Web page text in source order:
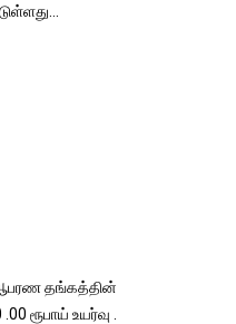
தங்கத்தின்
ரூபாய் உயர்வு .